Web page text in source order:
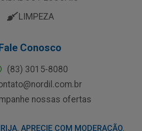
LIMPEZA
Conosco
(83) 3015-8080
nossas ofertas
APRECIE COM MODERAÇÃO.